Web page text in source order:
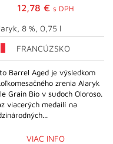
12,78 € s DPH
8 %, 0,75 l
FRANCÚZSKO
Barrel Aged je výsledkom
zrenia Alaryk
Grain Bio v sudoch Oloroso.
viacerých medailí na
VIAC INFO